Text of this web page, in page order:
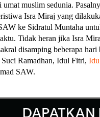
umat muslim sedunia.
Isra Miraj yang
ke Sidratul Muntaha
Tidak heran jika Isra
disamping beberapa hari
Ramadhan, Idul Fitri,
SAW.